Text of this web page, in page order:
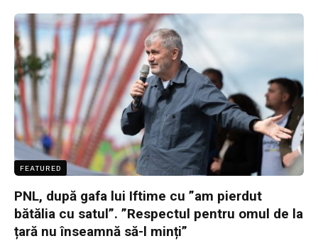
FEATURED
PNL, după gafa lui Iftime cu ”am pierdut
bătălia cu satul”. ”Respectul pentru omul de la
țară nu înseamnă să-l minți”